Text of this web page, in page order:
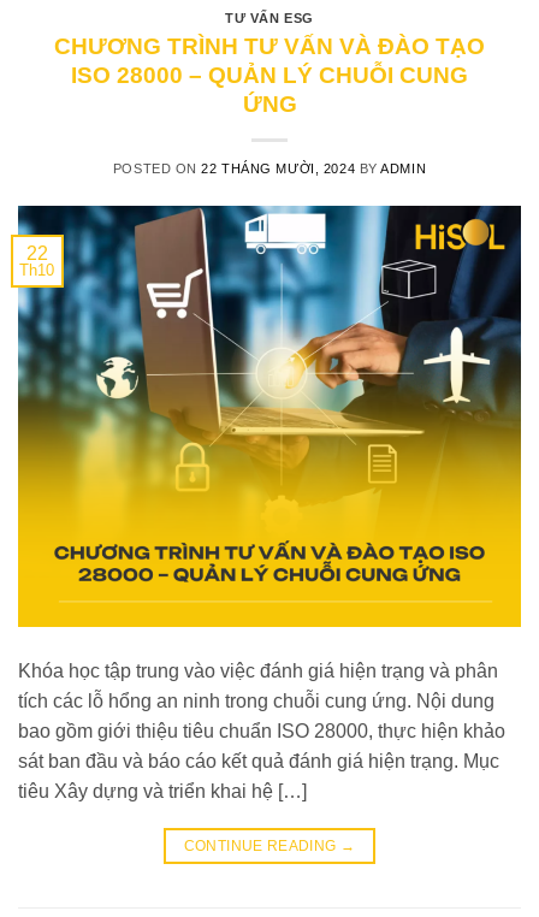
TƯ VẤN ESG
CHƯƠNG TRÌNH TƯ VẤN VÀ ĐÀO TẠO
ISO 28000 – QUẢN LÝ CHUỖI CUNG
ỨNG
POSTED ON22 THÁNG MƯỜI, 2024 BYADMIN
22
Th10
Khóa học tập trung vào việc đánh giá hiện trạng và phân
tích các lỗ hổng an ninh trong chuỗi cung ứng. Nội dung
bao gồm giới thiệu tiêu chuẩn ISO 28000, thực hiện khảo
sát ban đầu và báo cáo kết quả đánh giá hiện trạng. Mục
tiêu Xây dựng và triển khai hệ […]
CONTINUE READING →